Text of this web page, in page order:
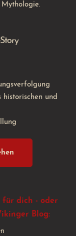
und
für dich - oder
Blog: